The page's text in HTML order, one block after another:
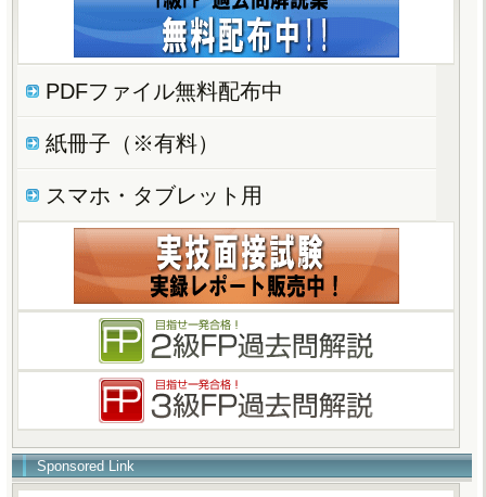
PDFファイル無料配布中
紙冊子（※有料）
スマホ・タブレット用
Sponsored Link